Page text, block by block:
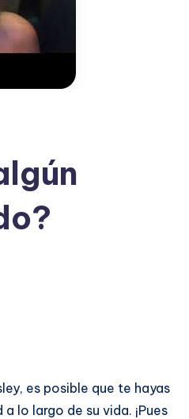
es posible que te hayas
lo largo de su vida. ¡Pues